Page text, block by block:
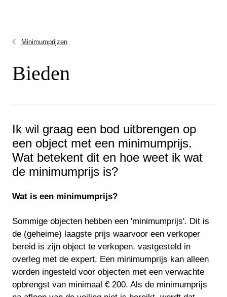
Minimumprijzen
Bieden
Ik wil graag een bod uitbrengen op
een object met een minimumprijs.
Wat betekent dit en hoe weet ik wat
de minimumprijs is?
Wat is een minimumprijs?
Sommige objecten hebben een 'minimumprijs'. Dit is
de (geheime) laagste prijs waarvoor een verkoper
bereid is zijn object te verkopen, vastgesteld in
overleg met de expert. Een minimumprijs kan alleen
worden ingesteld voor objecten met een verwachte
opbrengst van minimaal € 200. Als de minimumprijs